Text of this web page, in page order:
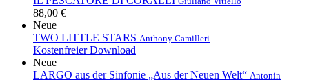
88,00 €
Neue
TWO LITTLE STARS Anthony Camilleri
Kostenfreier Download
Neue
LARGO aus der Sinfonie „Aus der Neuen Welt“ Antonin